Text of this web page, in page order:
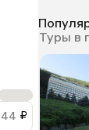
₽
Туры в